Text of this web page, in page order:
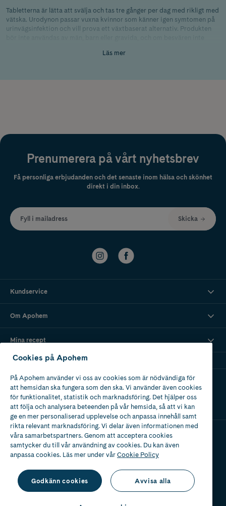
Tabletterna är lätta att svälja och tas tre gånger per dag med rikligt med
vätska. Urodynon passar vuxna kvinnor som känner igen symtomen på
urinvägsinfektion och vill prova ett växtbaserat alternativ. Produkten
Läs mer
Prenumerera på vårt nyhetsbrev
Få personliga erbjudanden och det senaste inom hälsa och skönhet
direkt i din inbox.
Fyll i mailadress Skicka
Kundservice
Om Apohem
Mina recept
Ladda ner vår app
Apotek med tillstånd
av Läkemedelsverket
Cookies på Apohem
På Apohem använder vi oss av cookies som är nödvändiga för
att hemsidan ska fungera som den ska. Vi använder även cookies
för funktionalitet, statistik och marknadsföring. Det hjälper oss
att följa och analysera beteenden på vår hemsida, så att vi kan
ge en mer personaliserad upplevelse och anpassa innehåll samt
rikta relevant marknadsföring. Vi delar även informationen med
våra samarbetspartners. Genom att acceptera cookies
samtycker du till vår användning av cookies. Du kan även
anpassa cookies. Läs mer under vårCookie Policy
Godkänn cookies Avvisa alla